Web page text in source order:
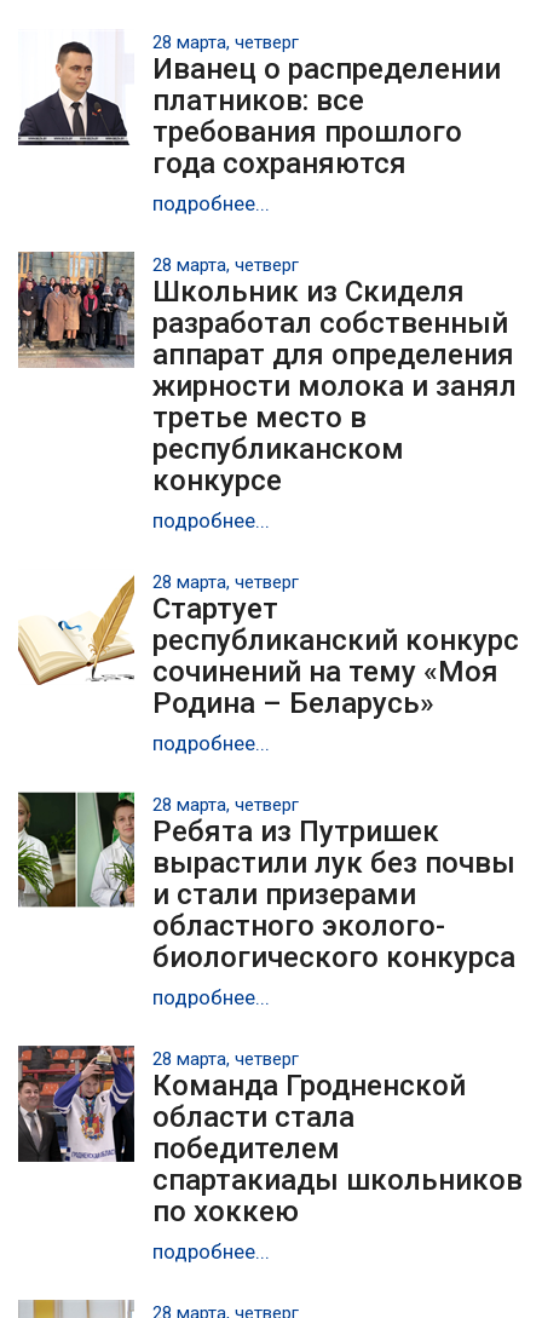
28 марта, четверг
Иванец о распределении
платников: все
требования прошлого
года сохраняются
подробнее...
28 марта, четверг
Школьник из Скиделя
разработал собственный
аппарат для определения
жирности молока и занял
третье место в
республиканском
конкурсе
подробнее...
28 марта, четверг
Стартует
республиканский конкурс
сочинений на тему «Моя
Родина – Беларусь»
подробнее...
28 марта, четверг
Ребята из Путришек
вырастили лук без почвы
и стали призерами
областного эколого-
биологического конкурса
подробнее...
28 марта, четверг
Команда Гродненской
области стала
победителем
спартакиады школьников
по хоккею
подробнее...
28 марта, четверг